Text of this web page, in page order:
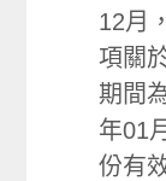
12月
項關
期間
年01
份有